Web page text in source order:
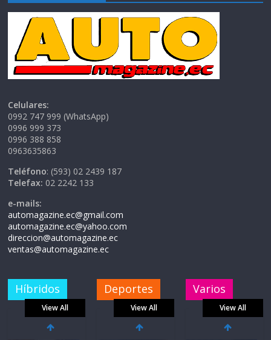
Celulares:
0992 747 999 (WhatsApp)
0996 999 373
0996 388 858
0963635863
Teléfono: (593) 02 2439 187
Telefax: 02 2242 133
e-mails:
automagazine.ec@gmail.com
automagazine.ec@yahoo.com
direccion@automagazine.ec
ventas@automagazine.ec
Híbridos
View All
Deportes
View All
Varios
View All